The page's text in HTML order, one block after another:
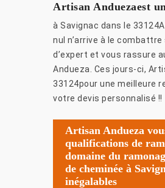
Artisan Anduezaest
à Savignac dans le
nul n’arrive à le
d’expert et vous rassure
Andueza. Ces jours-ci,
33124pour une meilleure
votre devis personnalisé !!
Artisan Andueza
qualifications de
domaine du
de cheminée à
inégalables